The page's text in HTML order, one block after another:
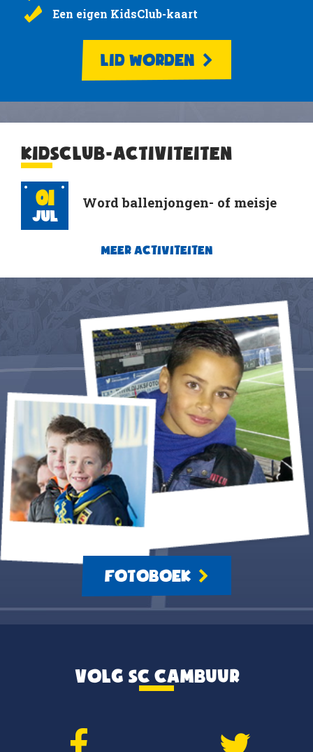
Een eigen KidsClub-kaart
LID WORDEN
KIDSCLUB-ACTIVITEITEN
01
Jul
Word ballenjongen- of meisje
MEER ACTIVITEITEN
FOTOBOEK
VOLG SC CAMBUUR